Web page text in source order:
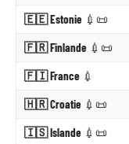
🇪🇪 Estonie 💉📜
🇫🇷 Finlande 💉📜
🇫🇮 France 💉
🇭🇷 Croatie 💉📜
🇮🇸 Islande 💉📜